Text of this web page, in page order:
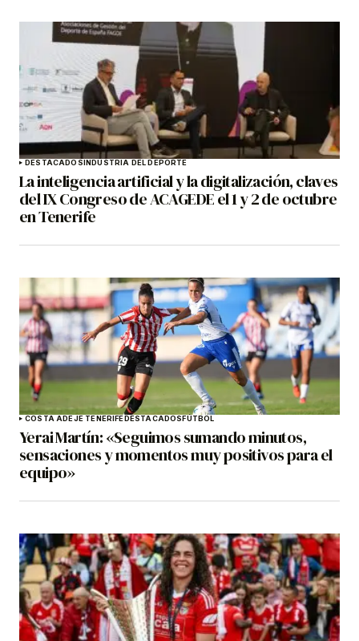
DESTACADOSINDUSTRIA DEL DEPORTE
La inteligencia artificial y la digitalización, claves
del IX Congreso de ACAGEDE el 1 y 2 de octubre
en Tenerife
COSTA ADEJE TENERIFEDESTACADOSFÚTBOL
Yerai Martín: «Seguimos sumando minutos,
sensaciones y momentos muy positivos para el
equipo»